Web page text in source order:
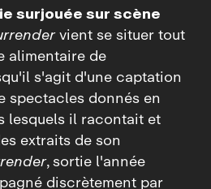
surjouée sur scène
vient se situer tout
alimentaire de
s'agit d'une captation
spectacles donnés en
lesquels il racontait et
extraits de son
, sortie l'année
discrètement par